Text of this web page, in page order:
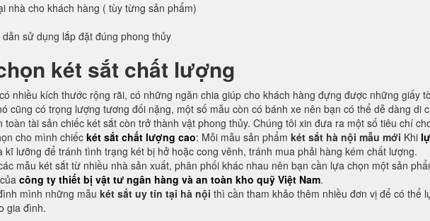
nhà cho khách hàng ( tùy từng sản phẩm)
sử dụng lắp đặt đúng phong thủy
két sắt chất lượng
có nhiều kích thước rộng rãi, có những ngăn chia giúp cho khách hàng đựng được những giấy
cũng có trọng lượng tương đối nặng, một số mẫu còn có bánh xe nên bạn có thể dễ dàng di
toàn tài sản chiếc két sắt còn trở thành vật phong thủy. Chúng tôi xin đưa ra một số tiêu chí
cho mình chiếc két sắt chất lượng cao: Mỗi mẫu sản phẩm két sắt hà nội mẫu mới Khi
kĩ lưỡng để tránh tình trạng két bị hở hoặc cong vênh, tránh mua phải hàng kém chất lượng.
mẫu két sắt từ nhiều nhà sản xuất, phân phối khác nhau nên bạn cần lựa chọn một sản
công ty thiết bị vật tư ngân hàng và an toàn kho quỹ Việt Nam.
mình những mẫu két sắt uy tín tại hà nội thì cần tham khảo thêm nhiều đơn vị để có thể
gia đình.